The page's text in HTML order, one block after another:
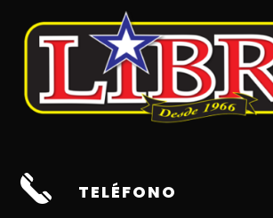
TELÉFONO